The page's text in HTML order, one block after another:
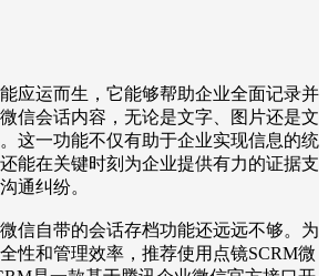
应运而生，它能够帮助企业全面记录并
信会话内容，无论是文字、图片还是文
这一功能不仅有助于企业实现信息的统
能在关键时刻为企业提供有力的证据支
通纠纷。
信自带的会话存档功能还远远不够。为
性和管理效率，推荐使用点镜SCRM微